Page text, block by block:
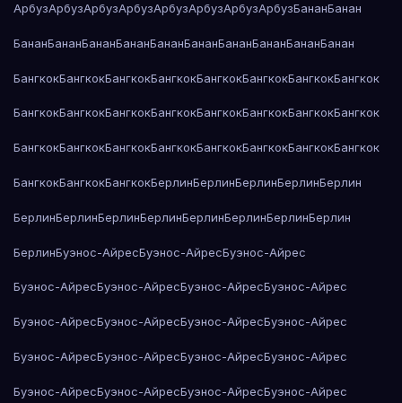
АрбузАрбузАрбузАрбузАрбузАрбузАрбузАрбузБананБанан
БананБананБананБананБананБананБананБананБананБанан
БангкокБангкокБангкокБангкокБангкокБангкокБангкокБангкок
БангкокБангкокБангкокБангкокБангкокБангкокБангкокБангкок
БангкокБангкокБангкокБангкокБангкокБангкокБангкокБангкок
БангкокБангкокБангкокБерлинБерлинБерлинБерлинБерлин
БерлинБерлинБерлинБерлинБерлинБерлинБерлинБерлин
БерлинБуэнос-АйресБуэнос-АйресБуэнос-Айрес
Буэнос-АйресБуэнос-АйресБуэнос-АйресБуэнос-Айрес
Буэнос-АйресБуэнос-АйресБуэнос-АйресБуэнос-Айрес
Буэнос-АйресБуэнос-АйресБуэнос-АйресБуэнос-Айрес
Буэнос-АйресБуэнос-АйресБуэнос-АйресБуэнос-Айрес